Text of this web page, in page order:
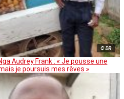
© DR
Audrey Frank : « Je pousse une
je poursuis mes rêves »